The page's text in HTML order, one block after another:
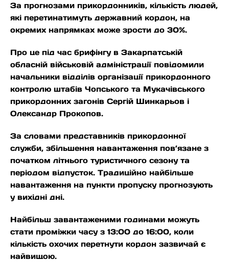
За прогнозами прикордонників, кількість людей,
які перетинатимуть державний кордон, на
окремих напрямках може зрости до 30%.
Про це під час брифінгу в Закарпатській
обласній військовій адміністрації повідомили
начальники відділів організації прикордонного
контролю штабів Чопського та Мукачівського
прикордонних загонів Сергій Шинкарьов і
Олександр Прокопов.
За словами представників прикордонної
служби, збільшення навантаження пов’язане з
початком літнього туристичного сезону та
періодом відпусток. Традиційно найбільше
навантаження на пункти пропуску прогнозують
у вихідні дні.
Найбільш завантаженими годинами можуть
стати проміжки часу з 13:00 до 16:00, коли
кількість охочих перетнути кордон зазвичай є
найвищою.